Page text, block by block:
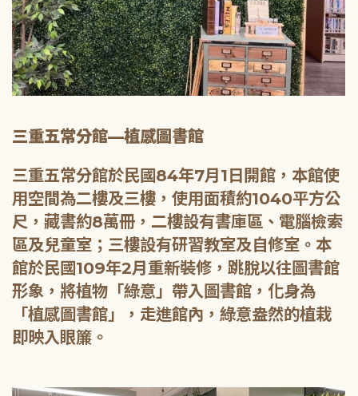
三重五常分館—植感圖書館
三重五常分館於民國84年7月1日開館，本館使
用空間為二樓及三樓，使用面積約1040平方公
尺，藏書約8萬冊，二樓設有書庫區、電腦檢索
區及兒童室；三樓設有研習教室及自修室。本
館於民國109年2月重新裝修，跳脫以往圖書館
形象，將植物「綠意」帶入圖書館，化身為
「植感圖書館」，走進館內，綠意盎然的植栽
即映入眼簾。